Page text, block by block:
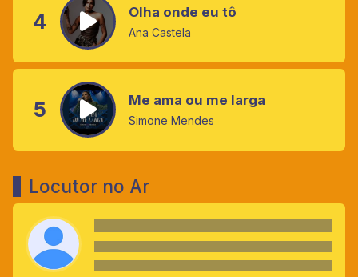
4 Olha onde eu tô
Ana Castela
5 Me ama ou me larga
Simone Mendes
Locutor no Ar